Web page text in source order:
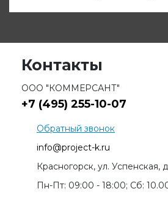
Контакты
ООО "КОММЕРСАНТ"
+7 (495) 255-10-07
Обратный звонок
info@project-k.ru
Красногорск, ул. Успенская,
Пн-Пт: 09:00 - 18:00; Сб: